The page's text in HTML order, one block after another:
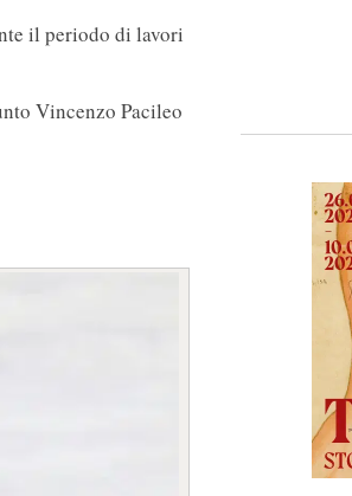
il periodo di lavori
Vincenzo Pacileo